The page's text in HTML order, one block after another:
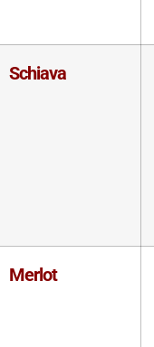
Schiava
Merlot